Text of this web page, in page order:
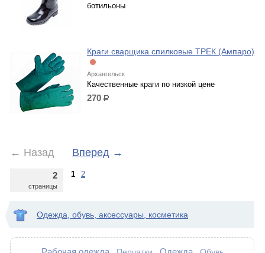
ботильоны
Краги сварщика спилковые ТРЕК (Ампаро)
Архангельск
Качественные краги по низкой цене
270 р.
← Назад Вперед →
2
страницы
1 2
Одежда, обувь, аксессуары, косметика